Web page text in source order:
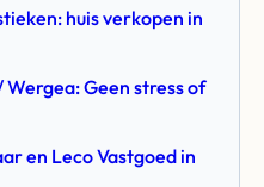
huis verkopen in
Geen stress of
en Leco Vastgoed in